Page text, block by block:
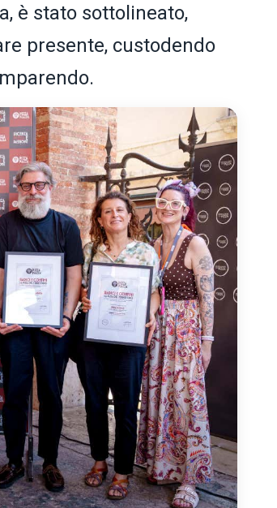
è stato sottolineato,
presente, custodendo